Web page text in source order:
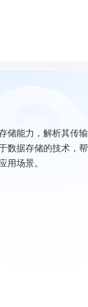
储能力，解析其传输
数据存储的技术，帮
用场景。